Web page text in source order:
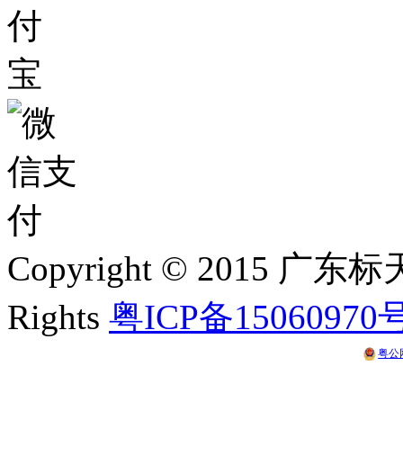
Copyright © 2015 广东
Rights 粤ICP备15060970
粤公